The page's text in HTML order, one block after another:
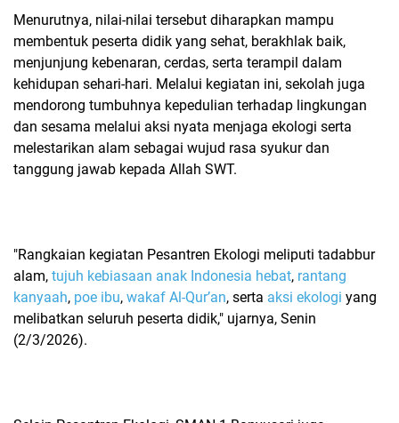
Menurutnya, nilai-nilai tersebut diharapkan mampu
membentuk peserta didik yang sehat, berakhlak baik,
menjunjung kebenaran, cerdas, serta terampil dalam
kehidupan sehari-hari. Melalui kegiatan ini, sekolah juga
mendorong tumbuhnya kepedulian terhadap lingkungan
dan sesama melalui aksi nyata menjaga ekologi serta
melestarikan alam sebagai wujud rasa syukur dan
tanggung jawab kepada Allah SWT.
"Rangkaian kegiatan Pesantren Ekologi meliputi tadabbur
alam, tujuh kebiasaan anak Indonesia hebat, rantang
kanyaah, poe ibu, wakaf Al-Qur’an, serta aksi ekologi yang
melibatkan seluruh peserta didik," ujarnya, Senin
(2/3/2026).